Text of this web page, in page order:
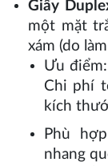
Giấy
một mặt
xám (do
Ưu
Chi phí
kích
Phù
nhang